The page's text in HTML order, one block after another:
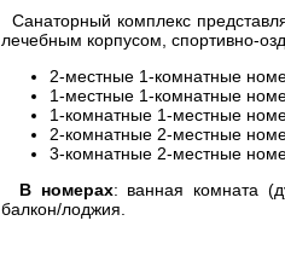
Санаторный комплекс
лечебным корпусом, спортивно-
2-местные 1-комнатные
1-местные 1-комнатные
1-комнатные 1-местные
2-комнатные 2-местные
3-комнатные 2-местные
В номерах: ванная комната
балкон/лоджия.